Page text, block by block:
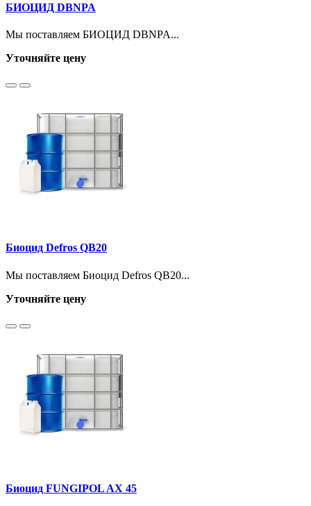
БИОЦИД DBNPA
Мы поставляем БИОЦИД DBNPA...
Уточняйте цену
Биоцид Defros QB20
Мы поставляем Биоцид Defros QB20...
Уточняйте цену
Биоцид FUNGIPOL AX 45